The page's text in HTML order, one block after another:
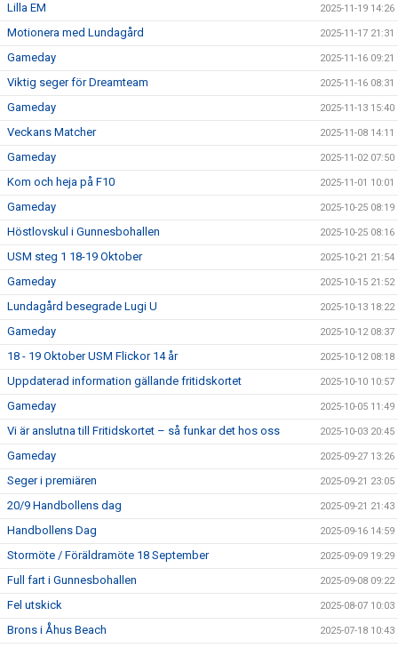
Lilla EM 2025-11-19 14:26
Motionera med Lundagård 2025-11-17 21:31
Gameday 2025-11-16 09:21
Viktig seger för Dreamteam 2025-11-16 08:31
Gameday 2025-11-13 15:40
Veckans Matcher 2025-11-08 14:11
Gameday 2025-11-02 07:50
Kom och heja på F10 2025-11-01 10:01
Gameday 2025-10-25 08:19
Höstlovskul i Gunnesbohallen 2025-10-25 08:16
USM steg 1 18-19 Oktober 2025-10-21 21:54
Gameday 2025-10-15 21:52
Lundagård besegrade Lugi U 2025-10-13 18:22
Gameday 2025-10-12 08:37
18 - 19 Oktober USM Flickor 14 år 2025-10-12 08:18
Uppdaterad information gällande fritidskortet 2025-10-10 10:57
Gameday 2025-10-05 11:49
Vi är anslutna till Fritidskortet – så funkar det hos oss 2025-10-03 20:45
Gameday 2025-09-27 13:26
Seger i premiären 2025-09-21 23:05
20/9 Handbollens dag 2025-09-21 21:43
Handbollens Dag 2025-09-16 14:59
Stormöte / Föräldramöte 18 September 2025-09-09 19:29
Full fart i Gunnesbohallen 2025-09-08 09:22
Fel utskick 2025-08-07 10:03
Brons i Åhus Beach 2025-07-18 10:43